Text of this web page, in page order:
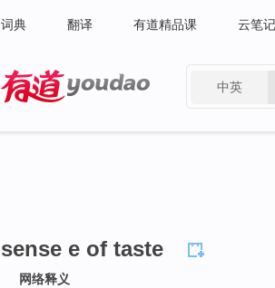
词典 翻译 有道精品课 云笔记
中英
sense e of taste
网络释义